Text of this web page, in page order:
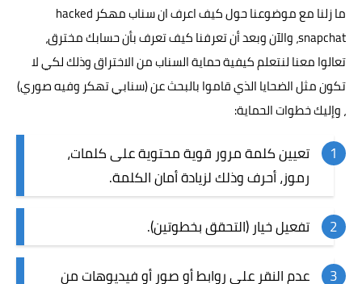
ما زلنا مع موضوعنا حول كيف اعرف ان سناب مهكر hacked
snapchat، والآن وبعد أن تعرفنا كيف تعرف بأن حسابك مخترق،
تعالوا معنا لنتعلم كيفية حماية السناب من الاختراق وذلك لكي لا
تكون مثل الضحايا الذي قاموا بالبحث عن (سنابي تهكر وفيه صوري)
، وإليك خطوات الحماية:
تعيين كلمة مرور قوية محتوية على كلمات،
رموز، أحرف وذلك لزيادة أمان الكلمة.
تفعيل خيار (التحقق بخطوتين).
عدم النقر على روابط أو صور أو فيديوهات من